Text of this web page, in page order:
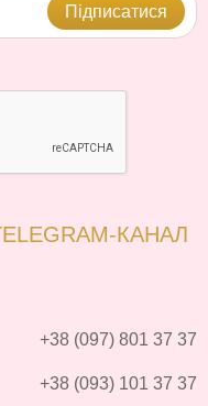
Підписатися
КАНАЛ
+38 (097) 801 37 37
+38 (093) 101 37 37